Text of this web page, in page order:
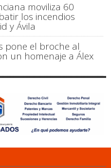
moviliza 60
los incendios
y Ávila
pone el broche al
un homenaje a Álex